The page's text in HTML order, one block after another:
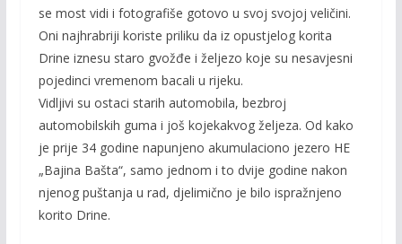
se most vidi i fotografiše gotovo u svoj svojoj veličini.
Oni najhrabriji koriste priliku da iz opustjelog korita
Drine iznesu staro gvožđe i željezo koje su nesavjesni
pojedinci vremenom bacali u rijeku.
Vidljivi su ostaci starih automobila, bezbroj
automobilskih guma i još kojekakvog željeza. Od kako
je prije 34 godine napunjeno akumulaciono jezero HE
„Bajina Bašta“, samo jednom i to dvije godine nakon
njenog puštanja u rad, djelimično je bilo ispražnjeno
korito Drine.